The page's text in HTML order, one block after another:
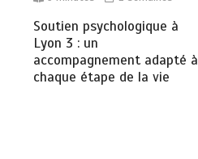
Soutien psychologique à
Lyon 3 : un
accompagnement adapté à
chaque étape de la vie